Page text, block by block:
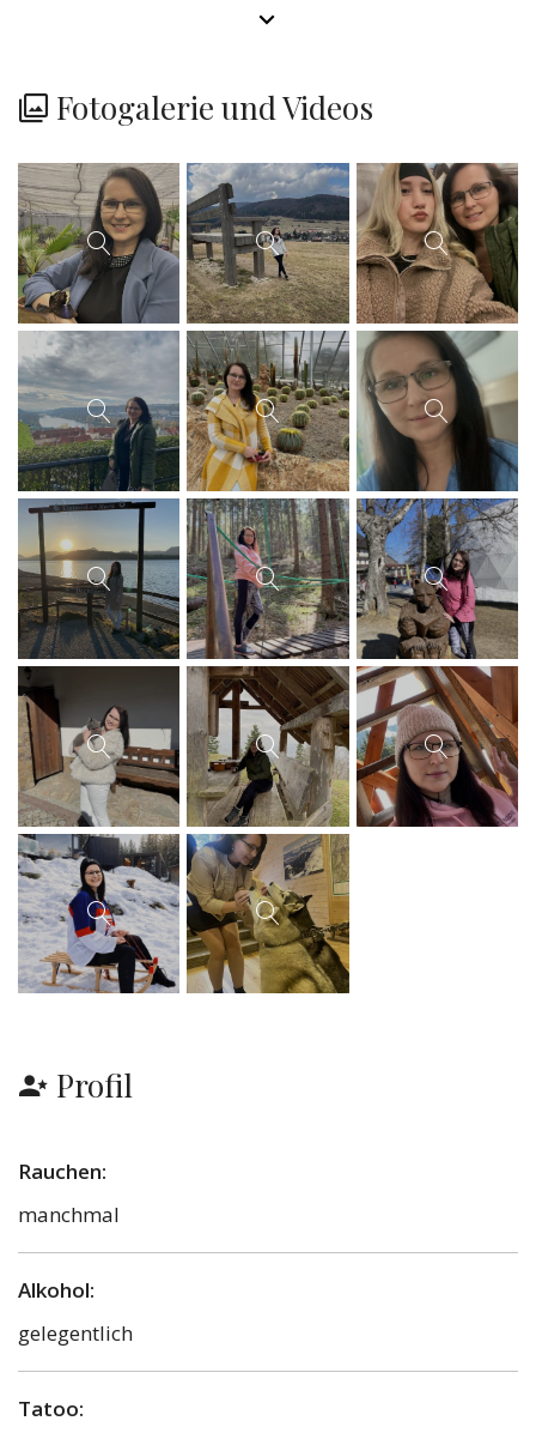
Fotogalerie und Videos
Profil
Rauchen:
manchmal
Alkohol:
gelegentlich
Tatoo: